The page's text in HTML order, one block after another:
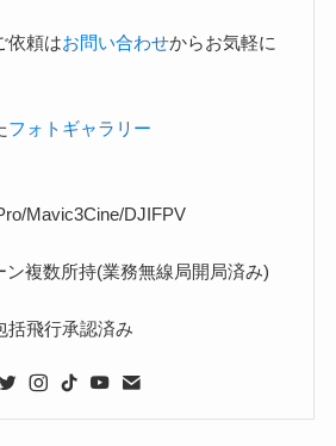
依頼はお問い合わせからお気軽に
フォトギャラリー
Mavic3Cine/DJIFPV
ン複数所持(業務無線局開局済み)
括飛行承認済み